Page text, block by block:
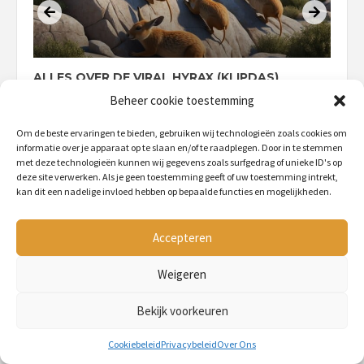
Beheer cookie toestemming
Om de beste ervaringen te bieden, gebruiken wij technologieën zoals cookies om
informatie over je apparaat op te slaan en/of te raadplegen. Door in te stemmen
met deze technologieën kunnen wij gegevens zoals surfgedrag of unieke ID's op
deze site verwerken. Als je geen toestemming geeft of uw toestemming intrekt,
kan dit een nadelige invloed hebben op bepaalde functies en mogelijkheden.
Accepteren
Weigeren
Bekijk voorkeuren
CookiebeleidPrivacybeleidOver Ons
ALLES OVER DE VIRAL HYRAX (KLIPDAS)
2 JAAR AGO
Contacteer ons